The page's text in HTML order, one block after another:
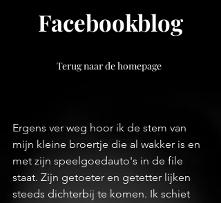
Facebookblog
Terug naar de homepage
Ergens ver weg hoor ik de stem van
mijn kleine broertje die al wakker is en
met zijn speelgoedauto's in de file
staat. Zijn getoeter en getetter lijken
steeds dichterbij te komen. Ik schiet